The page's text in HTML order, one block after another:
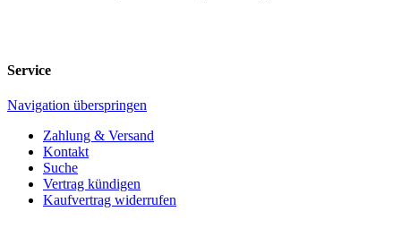
Service
Navigation überspringen
Zahlung & Versand
Kontakt
Suche
Vertrag kündigen
Kaufvertrag widerrufen